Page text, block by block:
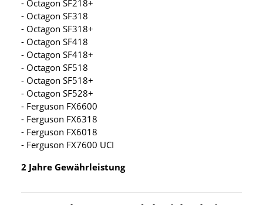
- Octagon SF218+
- Octagon SF318
- Octagon SF318+
- Octagon SF418
- Octagon SF418+
- Octagon SF518
- Octagon SF518+
- Octagon SF528+
- Ferguson FX6600
- Ferguson FX6318
- Ferguson FX6018
- Ferguson FX7600 UCI
2 Jahre Gewährleistung